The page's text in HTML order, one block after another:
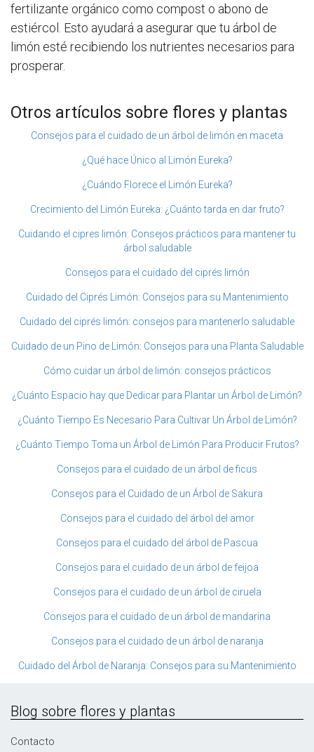
fertilizante orgánico como compost o abono de
estiércol. Esto ayudará a asegurar que tu árbol de
limón esté recibiendo los nutrientes necesarios para
prosperar.
Otros artículos sobre flores y plantas
Consejos para el cuidado de un árbol de limón en maceta
¿Qué hace Único al Limón Eureka?
¿Cuándo Florece el Limón Eureka?
Crecimiento del Limón Eureka: ¿Cuánto tarda en dar fruto?
Cuidando el cipres limón: Consejos prácticos para mantener tu
árbol saludable
Consejos para el cuidado del ciprés limón
Cuidado del Ciprés Limón: Consejos para su Mantenimiento
Cuidado del ciprés limón: consejos para mantenerlo saludable
Cuidado de un Pino de Limón: Consejos para una Planta Saludable
Cómo cuidar un árbol de limón: consejos prácticos
¿Cuánto Espacio hay que Dedicar para Plantar un Árbol de Limón?
¿Cuánto Tiempo Es Necesario Para Cultivar Un Árbol de Limón?
¿Cuánto Tiempo Toma un Árbol de Limón Para Producir Frutos?
Consejos para el cuidado de un árbol de ficus
Consejos para el Cuidado de un Árbol de Sakura
Consejos para el cuidado del árbol del amor
Consejos para el cuidado del árbol de Pascua
Consejos para el cuidado de un árbol de feijoa
Consejos para el cuidado de un árbol de ciruela
Consejos para el cuidado de un árbol de mandarina
Consejos para el cuidado de un árbol de naranja
Cuidado del Árbol de Naranja: Consejos para su Mantenimiento
Blog sobre flores y plantas
Contacto